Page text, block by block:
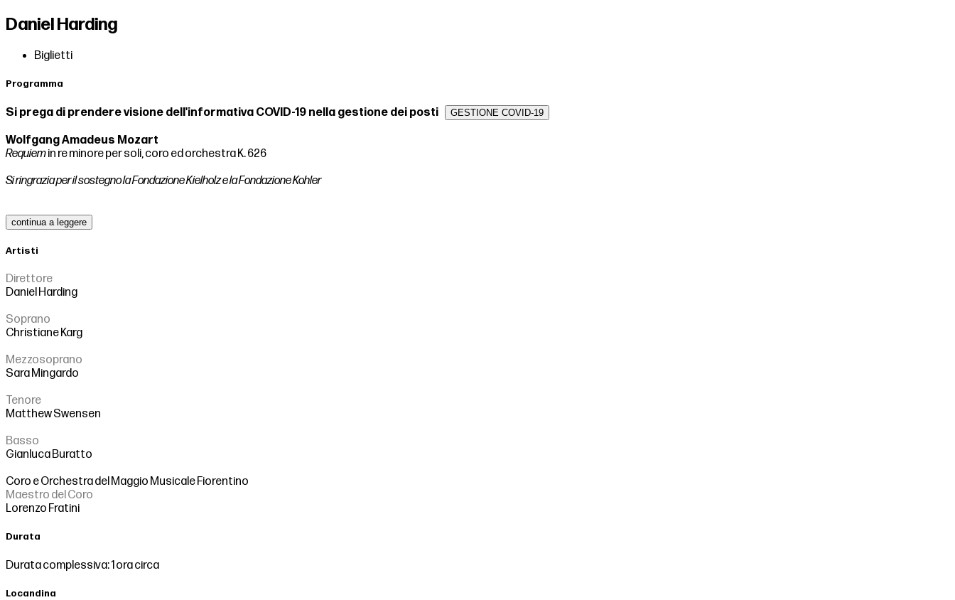
Daniel Harding
Biglietti
Programma
Si prega di prendere visione dell'informativa COVID-19 nella gestione dei posti GESTIONE COVID-19
Wolfgang Amadeus Mozart
Requiemin re minore per soli, coro ed orchestra K. 626
Si ringrazia per il sostegno la Fondazione Kielholz e la Fondazione Kohler
continua a leggere
Artisti
Direttore
Daniel Harding
Soprano
Christiane Karg
Mezzosoprano
Sara Mingardo
Tenore
Matthew Swensen
Basso
Gianluca Buratto
Coro e Orchestra del Maggio Musicale Fiorentino
Maestro del Coro
Lorenzo Fratini
Durata
Durata complessiva: 1 ora circa
Locandina